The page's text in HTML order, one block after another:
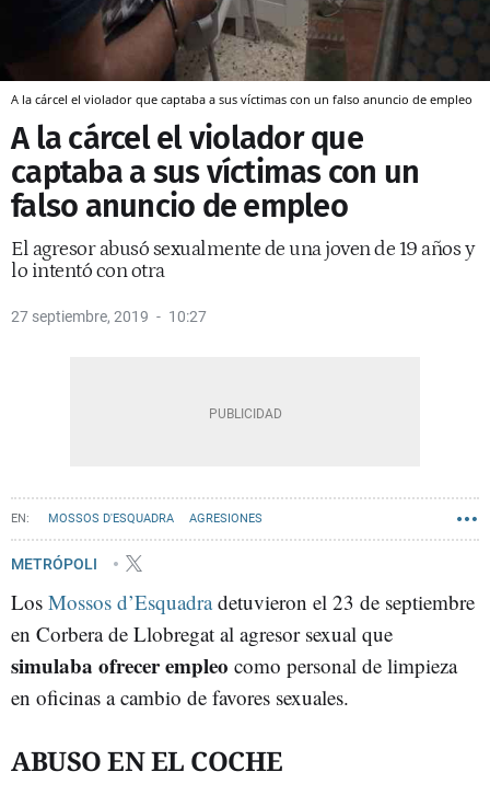
A la cárcel el violador que captaba a sus víctimas con un falso anuncio de empleo
A la cárcel el violador que
captaba a sus víctimas con un
falso anuncio de empleo
El agresor abusó sexualmente de una joven de 19 años y
lo intentó con otra
27 septiembre, 2019 10:27
MOSSOS D'ESQUADRA AGRESIONES
METRÓPOLI
Los Mossos d’Esquadradetuvieron el 23 de septiembre
en Corbera de Llobregat al agresor sexual que
simulaba ofrecer empleo como personal de limpieza
en oficinas a cambio de favores sexuales.
ABUSO EN EL COCHE